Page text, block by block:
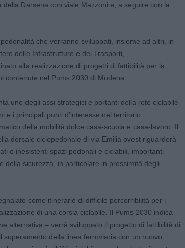
Darsena con viale Mazzoni e, a seguire con la
che verranno sviluppati, insieme ad altri, in
delle Infrastrutture e dei Trasporti,
alla realizzazione di progetti di fattibilità per la
contenute nel Pums 2030 di Modena.
uno degli assi strategici e portanti della rete ciclabile
e i principali punti d’interesse nel territorio
della mobilità dolce casa-scuola e casa-lavoro. Il
dorsale ciclopedonale di via Emilia ovest riguarderà
o inesistenti spazi pedonali e ciclabili, importanti
della sicurezza, in particolare in prossimità degli
come itinerario di difficile percorribilità per i
di una corsia ciclabile. Il Pums 2030 indica
alternativa – verrà sviluppato il progetto di fattibilità di
della linea ferroviaria con un nuovo